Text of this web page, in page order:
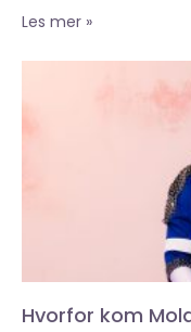
Les mer »
Hvorfor kom